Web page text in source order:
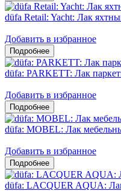
düfa Retail: Yacht: Лак
Добавить в избранное
düfa: PARKETT: Лак
Добавить в избранное
düfa: MOBEL: Лак
Добавить в избранное
düfa: LACQUER AQUA: